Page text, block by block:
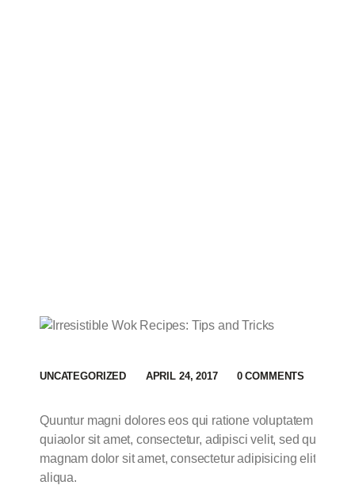
UNCATEGORIZED APRIL 24, 2017 0 COMMENTS
Quuntur magni dolores eos qui ratione voluptatem
quiaolor sit amet, consectetur, adipisci velit, sed quia
magnam dolor sit amet, consectetur adipisicing elit, sed
aliqua.